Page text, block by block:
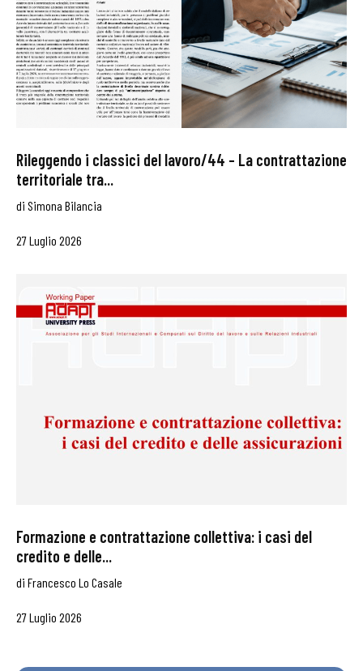
Rileggendo i classici del lavoro/44 – La contrattazione
territoriale tra...
di Simona Bilancia
27 Luglio 2026
Formazione e contrattazione collettiva: i casi del
credito e delle...
di Francesco Lo Casale
27 Luglio 2026